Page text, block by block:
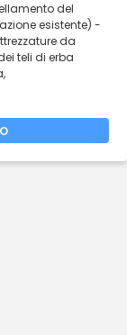
del
esistente) -
da
teli di erba